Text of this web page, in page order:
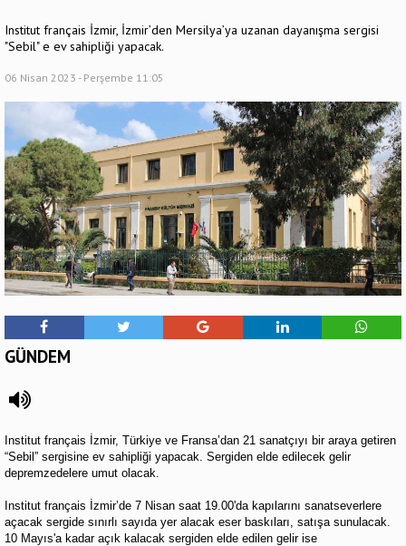
Institut français İzmir, İzmir’den Mersilya’ya uzanan dayanışma sergisi
"Sebil" e ev sahipliği yapacak.
06 Nisan 2023 - Perşembe 11:05
GÜNDEM
Institut français İzmir, Türkiye ve Fransa’dan 21 sanatçıyı bir araya getiren
“Sebil” sergisine ev sahipliği yapacak. Sergiden elde edilecek gelir
depremzedelere umut olacak.
Institut français İzmir’de 7 Nisan saat 19.00'da kapılarını sanatseverlere
açacak sergide sınırlı sayıda yer alacak eser baskıları, satışa sunulacak.
10 Mayıs'a kadar açık kalacak sergiden elde edilen gelir ise